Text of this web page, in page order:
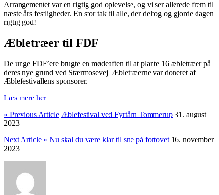
Arrangementet var en rigtig god oplevelse, og vi ser allerede frem til
næste års festligheder. En stor tak til alle, der deltog og gjorde dagen
rigtig god!
Æbletræer til FDF
De unge FDF’ere brugte en mødeaften til at plante 16 æbletræer på
deres nye grund ved Stærmosevej. Æbletræerne var doneret af
Æblefestivallens sponsorer.
Læs mere her
« Previous Article Æblefestival ved Fyrtårn Tommerup 31. august
2023
Next Article » Nu skal du være klar til sne på fortovet 16. november
2023